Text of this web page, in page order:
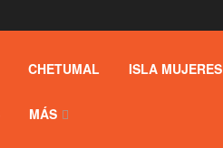
CHETUMAL ISLA MUJERES
MÁS